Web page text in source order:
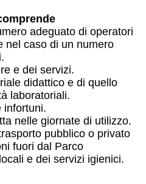
adeguato di operatori
nel caso di un numero
e dei servizi.
didattico e di quello
laboratoriali.
infortuni.
nelle giornate di utilizzo.
pubblico o privato
fuori dal Parco
e dei servizi igienici.